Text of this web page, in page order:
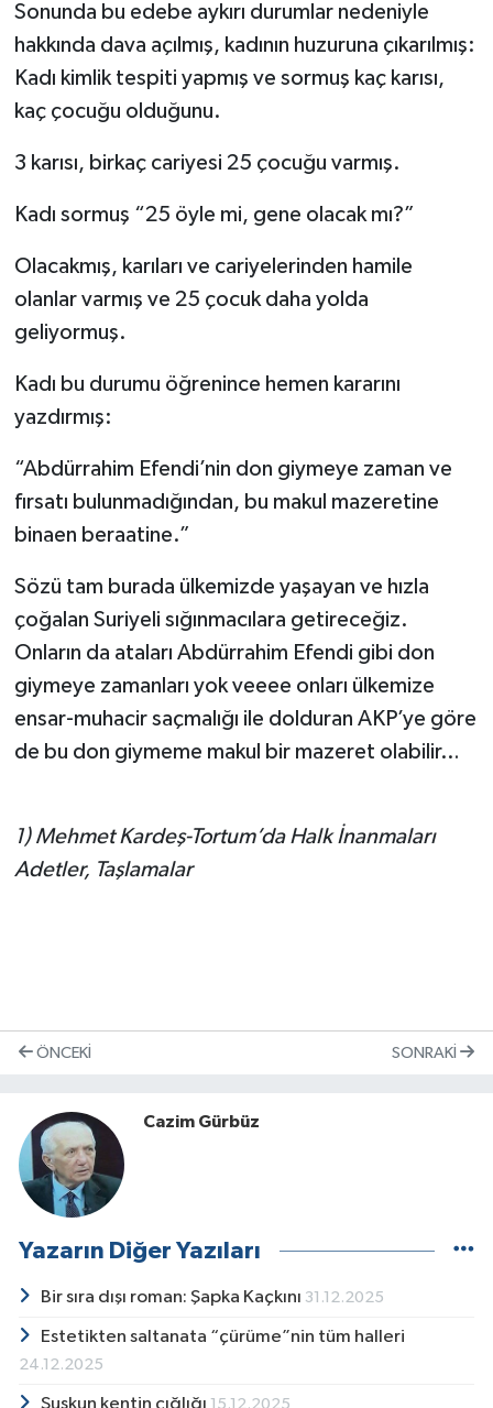
Sonunda bu edebe aykırı durumlar nedeniyle
hakkında dava açılmış, kadının huzuruna çıkarılmış:
Kadı kimlik tespiti yapmış ve sormuş kaç karısı,
kaç çocuğu olduğunu.
3 karısı, birkaç cariyesi 25 çocuğu varmış.
Kadı sormuş “25 öyle mi, gene olacak mı?”
Olacakmış, karıları ve cariyelerinden hamile
olanlar varmış ve 25 çocuk daha yolda
geliyormuş.
Kadı bu durumu öğrenince hemen kararını
yazdırmış:
“Abdürrahim Efendi’nin don giymeye zaman ve
fırsatı bulunmadığından, bu makul mazeretine
binaen beraatine.”
Sözü tam burada ülkemizde yaşayan ve hızla
çoğalan Suriyeli sığınmacılara getireceğiz.
Onların da ataları Abdürrahim Efendi gibi don
giymeye zamanları yok veeee onları ülkemize
ensar-muhacir saçmalığı ile dolduran AKP’ye göre
de bu don giymeme makul bir mazeret olabilir…
1) Mehmet Kardeş-Tortum’da Halk İnanmaları
Adetler, Taşlamalar
ÖNCEKI SONRAKI
Cazim Gürbüz
Yazarın Diğer Yazıları
Bir sıra dışı roman: Şapka Kaçkını 31.12.2025
Estetikten saltanata “çürüme”nin tüm halleri
24.12.2025
15.12.2025